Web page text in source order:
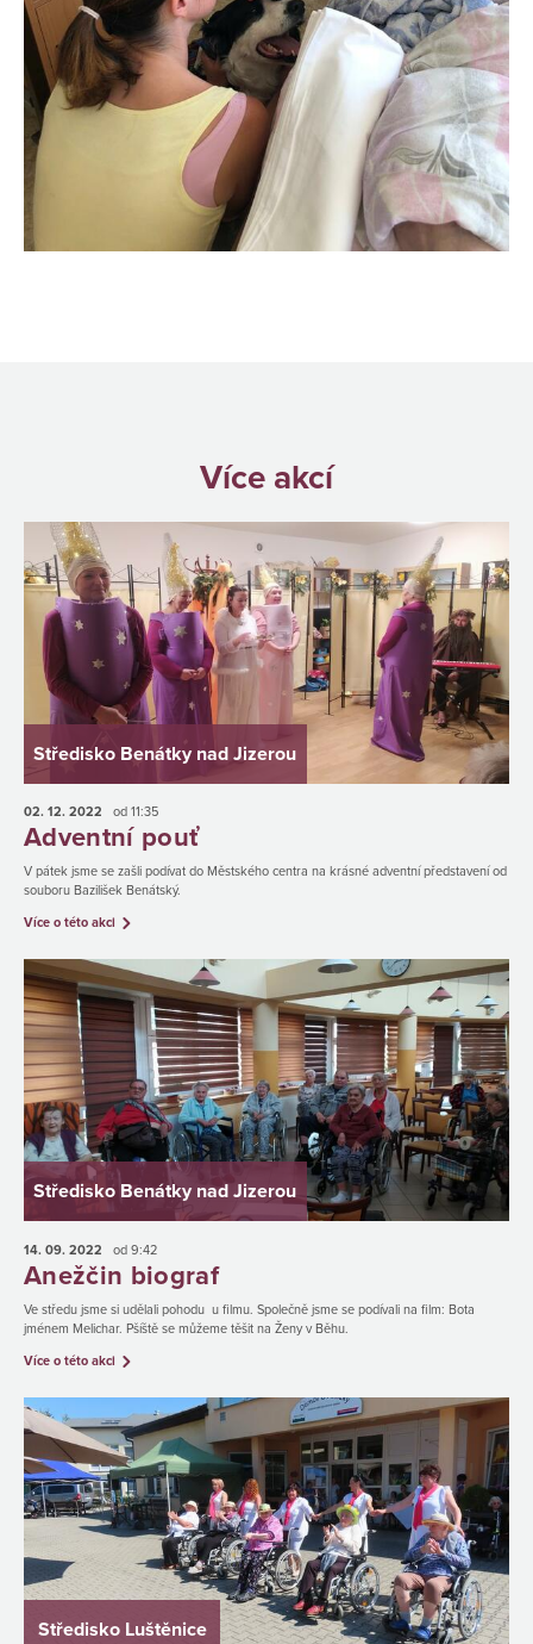
Více akcí
Středisko Benátky nad Jizerou
02. 12. 2022 od 11:35
Adventní pouť
V pátek jsme se zašli podívat do Městského centra na krásné adventní představení od
souboru Bazilišek Benátský.
Více o této akci
Středisko Benátky nad Jizerou
14. 09. 2022 od 9:42
Anežčin biograf
Ve středu jsme si udělali pohodu u filmu. Společně jsme se podívali na film: Bota
jménem Melichar. Pšíště se můžeme těšit na Ženy v Běhu.
Více o této akci
Středisko Luštěnice